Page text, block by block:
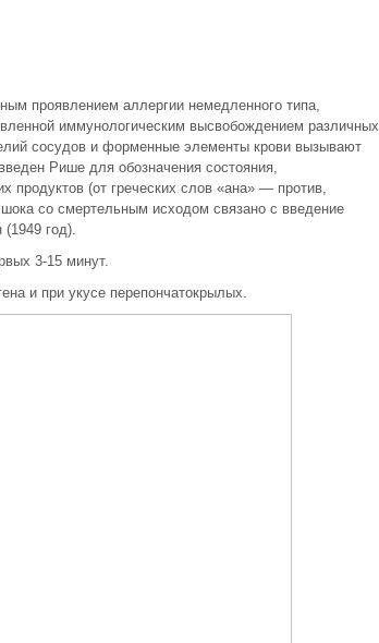
проявлением аллергии немедленного типа,
иммунологическим высвобождением различных
сосудов и форменные элементы крови вызывают
Рише для обозначения состояния,
продуктов (от греческих слов «ана» — против,
со смертельным исходом связано с введение
(1949 год).
3-15 минут.
и при укусе перепончатокрылых.